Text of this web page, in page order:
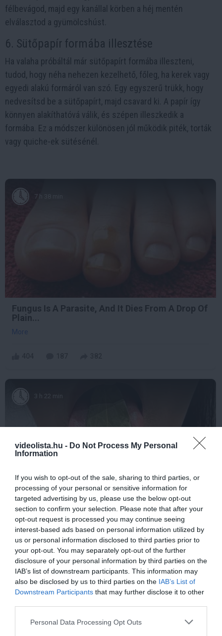
videolista.hu - Do Not Process My Personal
Information
If you wish to opt-out of the sale, sharing to third parties, or
processing of your personal or sensitive information for
targeted advertising by us, please use the below opt-out
section to confirm your selection. Please note that after your
opt-out request is processed you may continue seeing
interest-based ads based on personal information utilized by
us or personal information disclosed to third parties prior to
your opt-out. You may separately opt-out of the further
disclosure of your personal information by third parties on the
IAB’s list of downstream participants. This information may
also be disclosed by us to third parties on the IAB’s List of
Downstream Participants that may further disclose it to other
Please note that this website/app uses one or more Google
Personal Data Processing Opt Outs
félbevágod, majd egy kanállal körben a héj mentén
elválasztod a gyümölcshúst.
6. Sütőpapír formába illesztése
Ha valaha próbáltál már sütőpapírt formába illeszteni,
tudod, hogy néha nehezen kezelhető, főleg, ha kerek vagy
egyedi alakú formáról van szó. Egy egyszerű trükk, hogy
nedvesítsd be a sütőpapírt, majd csavard ki. A papír így
könnyen alakíthatóvá válik, és szépen illeszkedik a
formába. Ez a módszer különösen jól működik piték, torták
vagy quiche-ek sütésénél.
7 h 38 min
Fungus Is A Parasite, And It Dies From A Drop Of
Plain...
More
3 h 22 min
This Simple Trick Removes All Parasites From
Your Body!
More
159
1 min